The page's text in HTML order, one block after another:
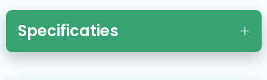
Specificaties